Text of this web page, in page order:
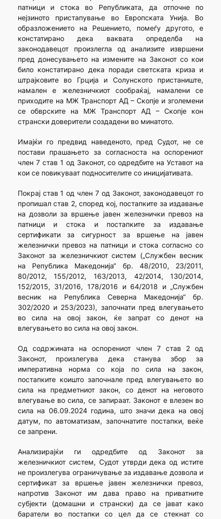
патници и стока во Републиката, да отпочне по
нејзиното пристапување во Европската Унија. Во
образложението на Решението, помеѓу другото, е
констатирано дека ваквата определба на
законодавецот произлегла од анализите извршени
пред донесувањето на измените на Законот со кои
било констатирано дека поради светската криза и
штрајковите во Грција и Солунското пристаниште,
намален е железничкиот сообраќај, намалени се
приходите на МЖ Транспорт АД – Скопје и зголемени
се обврските на МЖ Транспорт АД – Скопје кон
странски доверители создадени во минатото.
Имајќи го предвид наведеното, пред Судот, не се
постави прашањето за согласноста на оспорениот
член 7 став 1 од Законот, со одредбите на Уставот на
кои се повикуваат подносителите со иницијативата.
Покрај став 1 од член 7 од Законот, законодавецот го
пропишал став 2, според кој, постапките за издавање
на дозволи за вршење јавен железнички превоз на
патници и стока и постапките за издавање
сертификати за сигурност за вршење на јавен
железнички превоз на патници и стока согласно со
Законот за железничкиот систем („Службен весник
на Република Македонија“ бр. 48/2010, 23/2011,
80/2012, 155/2012, 163/2013, 42/2014, 130/2014,
152/2015, 31/2016, 178/2016 и 64/2018 и „Службен
весник на Република Северна Македонија“ бр.
302/2020 и 253/2023), започнати пред влегувањето
во сила на овој закон, ќе запрат со денот на
влегувањето во сила на овој закон.
Од содржината на оспорениот член 7 став 2 од
Законот, произлегува дека станува збор за
императивна норма со која по сила на закон,
постапките коишто започнале пред влегувањето во
сила на предметниот закон, со денот на неговото
влегување во сила, се запираат. Законот е влезен во
сила на 06.09.2024 година, што значи дека на овој
датум, по автоматизам, започнатите постапки, веќе
се запрени.
Анализирајќи ги одредбите од Законот за
железничкиот систем, Судот утврди дека од истите
не произлегува ограничување за издавање дозвола и
сертификат за вршење јавен железнички превоз,
напротив Законот им дава право на приватните
субјекти (домашни и странски) да се јават како
баратели во постапки со цел да се стекнат со